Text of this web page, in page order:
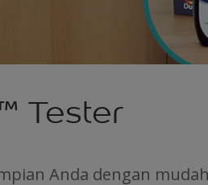
Tester
Anda dengan